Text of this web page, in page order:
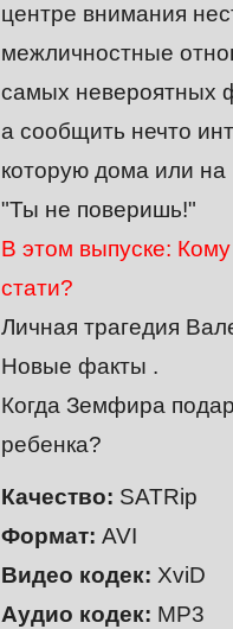
центре внимания
межличностные
самых невероятных
а сообщить нечто
которую дома или на
"Ты не поверишь!"
В этом выпуске:
стати?
Личная трагедия
Новые факты .
Когда Земфира
ребенка?
Качество: SATRip
Формат: AVI
Видео кодек: XviD
Аудио кодек: MP3